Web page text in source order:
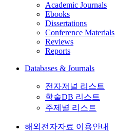
Academic Journals
Ebooks
Dissertations
Conference Materials
Reviews
Reports
Databases & Journals
전자저널 리스트
학술DB 리스트
주제별 리스트
해외전자자료 이용안내